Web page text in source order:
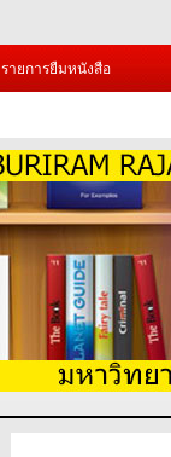
รายการยืมหนังสือ